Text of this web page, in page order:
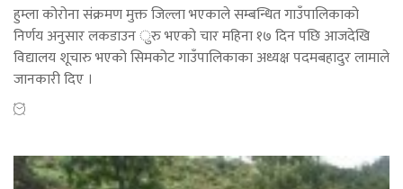
हुम्ला कोरोना संक्रमण मुक्त जिल्ला भएकाले सम्बन्धित गाउँपालिकाको
निर्णय अनुसार लकडाउन ुरु भएको चार महिना १७ दिन पछि आजदेखि
विद्यालय शूचारु भएको सिमकोट गाउँपालिकाका अध्यक्ष पदमबहादुर लामाले
जानकारी दिए ।